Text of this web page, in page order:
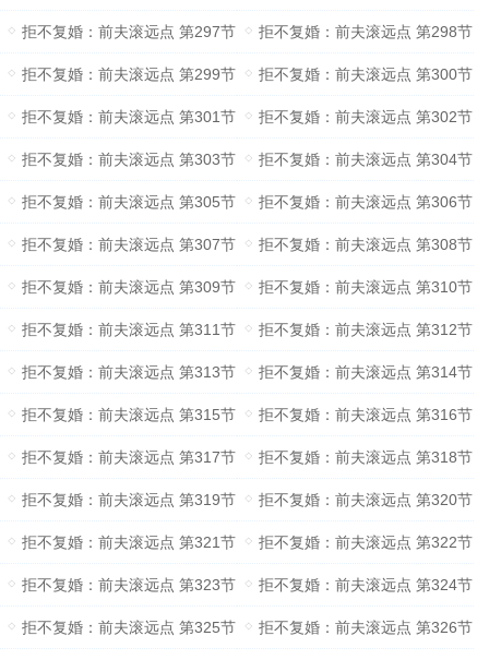
拒不复婚：前夫滚远点 第297节 拒不复婚：前夫滚远点 第298节
拒不复婚：前夫滚远点 第299节 拒不复婚：前夫滚远点 第300节
拒不复婚：前夫滚远点 第301节 拒不复婚：前夫滚远点 第302节
拒不复婚：前夫滚远点 第303节 拒不复婚：前夫滚远点 第304节
拒不复婚：前夫滚远点 第305节 拒不复婚：前夫滚远点 第306节
拒不复婚：前夫滚远点 第307节 拒不复婚：前夫滚远点 第308节
拒不复婚：前夫滚远点 第309节 拒不复婚：前夫滚远点 第310节
拒不复婚：前夫滚远点 第311节 拒不复婚：前夫滚远点 第312节
拒不复婚：前夫滚远点 第313节 拒不复婚：前夫滚远点 第314节
拒不复婚：前夫滚远点 第315节 拒不复婚：前夫滚远点 第316节
拒不复婚：前夫滚远点 第317节 拒不复婚：前夫滚远点 第318节
拒不复婚：前夫滚远点 第319节 拒不复婚：前夫滚远点 第320节
拒不复婚：前夫滚远点 第321节 拒不复婚：前夫滚远点 第322节
拒不复婚：前夫滚远点 第323节 拒不复婚：前夫滚远点 第324节
拒不复婚：前夫滚远点 第325节 拒不复婚：前夫滚远点 第326节